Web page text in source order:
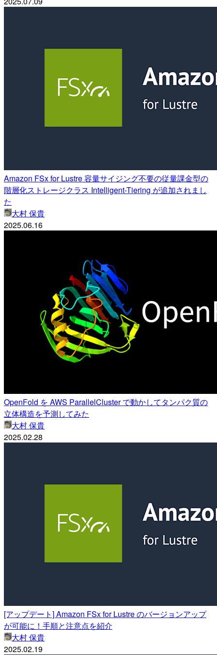
Amazon FSx for Lustre 容量サイジング不要の従量課金型の
階層化ストレージクラス Intelligent-Tiering が追加されまし
た
大村 保貴
2025.06.16
OpenFold を AWS ParallelCluster で動かしてタンパク質の
立体構造を予測してみた
大村 保貴
2025.02.28
[アップデート] Amazon FSx for Lustre のバージョンアップ
が可能に！手順と注意点を紹介
大村 保貴
2025.02.19